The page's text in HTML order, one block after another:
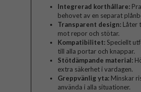
Integrerad korthållare:
behovet av en separat
Transparent design: Låter
mot repor och stötar.
Kompatibilitet:Speciellt
till alla portar och knappar.
Stötdämpande material:
extra säkerhet i vardagen.
Greppvänlig yta: Minskar
använda i alla situationer.